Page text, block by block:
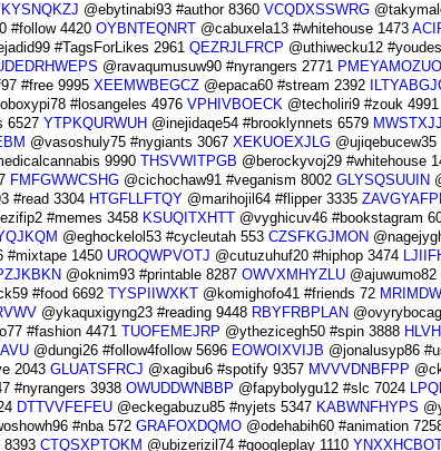
@ebytinabi93 #author 8360 VCQDXSSWRG
#follow 4420 OYBNTEQNRT@cabuxela13 #whitehouse 1473
#TagsForLikes 2961 QEZRJLFRCP @uthiwecku12
@ravaqumusuw90 #nyrangers 2771 PMEYAMOZUO
#free 9995 XEEMWBEGCZ@epaca60 #stream 2392
#losangeles 4976 VPHIVBOECK@techoliri9 #zouk 4991
6527 YTPKQURWUH @inejidaqe54 #brooklynnets 6579
@vasoshuly75 #nygiants 3067 XEKUOEXJLG@ujiqebucew35
9990 THSVWITPGB @berockyvoj29 #whitehouse
FMFGWWCSHG@cichochaw91 #veganism 8002 GLYSQSUUIN
#read 3304 HTGFLLFTQY@marihojil64 #flipper 3335
#memes 3458 KSUQITXHTT@vyghicuv46 #bookstagram
@eghockelol53 #cycleutah 553 CZSFKGJMON
#mixtape 1450 UROQWPVOTJ @cutuzuhuf20 #hiphop 3474
@oknim93 #printable 8287 OWVXMHYZLU@ajuwumo82
#food 6692 TYSPIIWXKT@komighofo41 #friends 72
@ykaquxigyng23 #reading 9448 RBYFRBPLAN
#fashion 4471 TUOFEMEJRP @ythezicegh50 #spin 3888
@dungi26 #follow4follow 5696 EOWOIXVIJB @jonalusyp86
2043 GLUATSFRCJ @xagibu6 #spotify 9357 MVVVDNBFPP
#nyrangers 3938 OWUDDWNBBP @fapybolygu12 #slc 7024
DTTVVFEFEU@eckegabuzu85 #nyjets 5347 KABWNFHYPS
#nba 572 GRAFOXDQMO@odehabih60 #animation
8393 CTQSXPTOKM @ubizerizil74 #googleplay 1110